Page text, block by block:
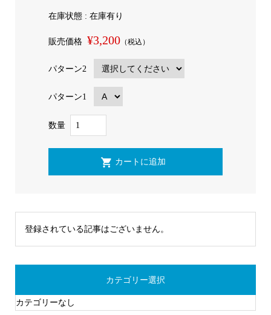
在庫状態 : 在庫有り
販売価格 ¥3,200（税込）
パターン2
パターン1
数量
登録されている記事はございません。
カテゴリー選択
カテゴリーなし